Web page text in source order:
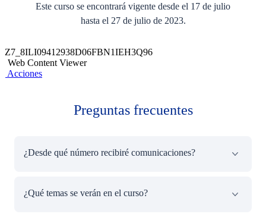
Este curso se encontrará vigente desde el 17 de julio
hasta el 27 de julio de 2023.​
Z7_8ILI09412938D06FBN1IEH3Q96
Web Content Viewer
Acciones
Preguntas frecuentes
¿Desde qué número recibiré comunicaciones?​
Emprendedor BCP, te proporcionamos un WhatsApp
¿Qué temas se verán en el curso?​